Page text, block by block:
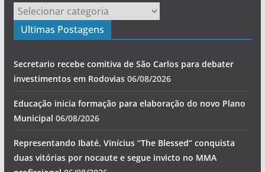
Categorias
Ultimas Postagens
Secretario recebe comitiva de São Carlos para debater
investimentos em Rodovias 06/08/2026
Educação inicia formação para elaboração do novo Plano
Municipal 06/08/2026
Representando Ibaté, Vinícius “The Blessed” conquista
duas vitórias por nocaute e segue invicto no MMA